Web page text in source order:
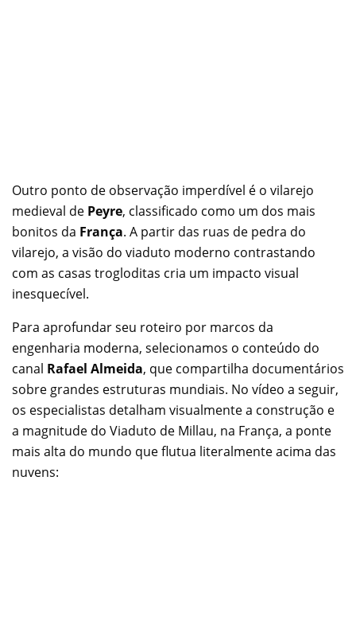
Outro ponto de observação imperdível é o vilarejo
medieval de Peyre, classificado como um dos mais
bonitos da França. A partir das ruas de pedra do
vilarejo, a visão do viaduto moderno contrastando
com as casas trogloditas cria um impacto visual
inesquecível.
Para aprofundar seu roteiro por marcos da
engenharia moderna, selecionamos o conteúdo do
canal Rafael Almeida, que compartilha documentários
sobre grandes estruturas mundiais. No vídeo a seguir,
os especialistas detalham visualmente a construção e
a magnitude do Viaduto de Millau, na França, a ponte
mais alta do mundo que flutua literalmente acima das
nuvens: